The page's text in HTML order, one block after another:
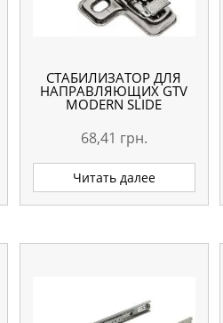
СТАБИЛИЗАТОР ДЛЯ
НАПРАВЛЯЮЩИХ GTV
MODERN SLIDE
68,41 грн.
Читать далее